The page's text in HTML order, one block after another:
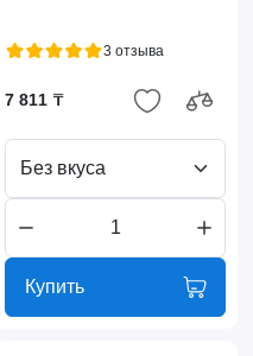
3 отзыва
7 811 ₸
Без вкуса
Купить